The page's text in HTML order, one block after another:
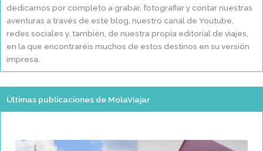
dedicarnos por completo a grabar, fotografiar y contar nuestras
aventuras a través de este blog, nuestro canal de Youtube,
redes sociales y, también, de nuestra propia editorial de viajes,
en la que encontraréis muchos de estos destinos en su versión
impresa.
Últimas publicaciones de MolaViajar